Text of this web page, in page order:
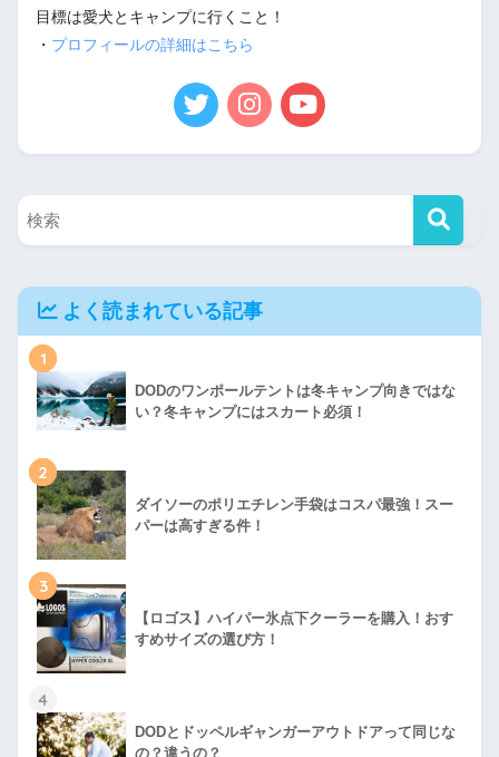
目標は愛犬とキャンプに行くこと！
・ プロフィールの詳細はこちら
よく読まれている記事
1
DODのワンポールテントは冬キャンプ向きではな
い？冬キャンプにはスカート必須！
2
ダイソーのポリエチレン手袋はコスパ最強！スー
パーは高すぎる件！
3
【ロゴス】ハイパー氷点下クーラーを購入！おす
すめサイズの選び方！
4
DODとドッペルギャンガーアウトドアって同じな
の？違うの？